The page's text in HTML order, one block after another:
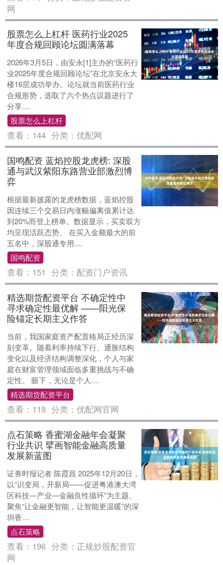
网
股票怎么上杠杆 医药行业2025
年度合规回顾论坛圆满落幕
2026年3月5日，由安永[1]主办的“医药行
业2025年度合规回顾论坛”在北京安永大
楼16层成功举办。论坛就当前医药行业
合规形势，选取了六个热点议题进行了
分享....
股票怎么上杠杆
查看： 144 分类：优配网
国鸣配资 蓝焰控股龙虎榜: 深股
通与武汉紫阳东路营业部激烈博
弈
根据最新披露的龙虎榜数据，蓝焰控股
因连续三个交易日内涨幅偏离值累计达
到20%而登上榜单。数据显示，买卖双方
均呈现活跃态势。 在买入金额最大的前
五名中，深股通专用....
国鸣配资
查看： 151 分类： 配资门户资讯
精选期货配资平台 不确定性中
寻求确定性最优解 ——阳光保
险锚定长期主义作答
当前，我国家庭资产配置格局正经历深
刻变革。随着利率持续下行、通胀结构
变化以及经济结构调整深化，个人与家
庭在财富管理领域面临多重挑战与不确
定性。 眼下，无论是个人....
精选期货配资平台
查看： 118 分类：优配网官网
点石策略 香蜜湖金融年会凝聚
行业共识 擘画智能金融高质量
发展新蓝图
证券时报记者 陈霞昌 2025年12月20日，
以“识变局，开新局——促进粤港澳大湾
区科技—产业—金融良性循环”为主题、
聚焦“让金融更智能，让智能更温暖”的深
圳香....
点石策略
查看： 196 分类： 正规炒股配资官
网